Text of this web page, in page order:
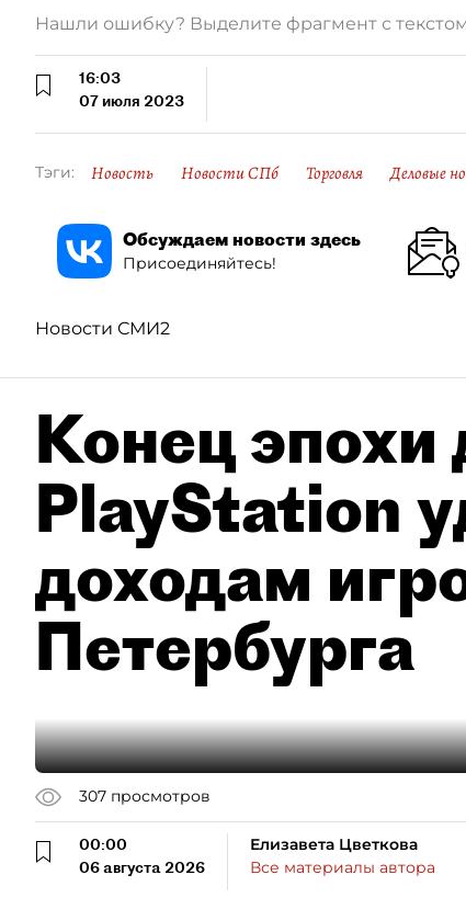
Нашли ошибку? Выделите фрагмент с
16:03
07 июля 2023
Тэги: Новость Новости СПб Торговля Деловые
Обсуждаем новости здесь
Присоединяйтесь!
Новости СМИ2
Конец эпохи
PlayStation
доходам
Петербурга
307 просмотров
00:00
06 августа 2026
Елизавета Цветкова
Все материалы автора